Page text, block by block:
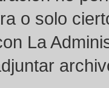
o solo
La